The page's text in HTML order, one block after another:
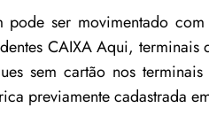
pode ser movimentado
CAIXA Aqui,
sem cartão nos
previamente cadastrada